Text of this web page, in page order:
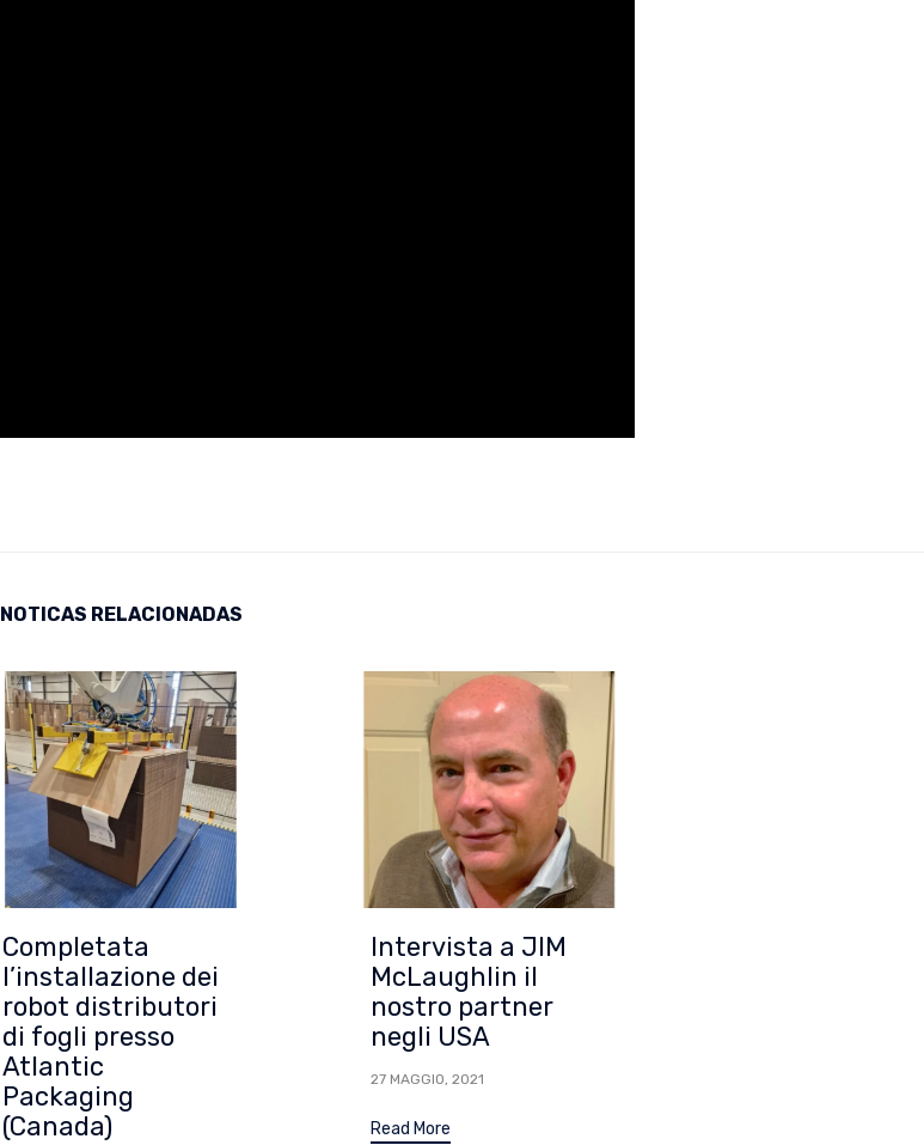
NOTICAS RELACIONADAS
Completata
l’installazione dei
robot distributori
di fogli presso
Atlantic
Packaging
(Canada)
Intervista a JIM
McLaughlin il
nostro partner
negli USA
27 MAGGIO, 2021
Read More